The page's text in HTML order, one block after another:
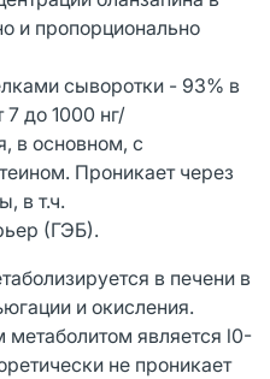
и пропорционально
сыворотки - 93% в
7 до 1000 нг/
в основном, с
Проникает через
в т.ч.
(ГЭБ).
в печени в
и окисления.
является l0-
не проникает